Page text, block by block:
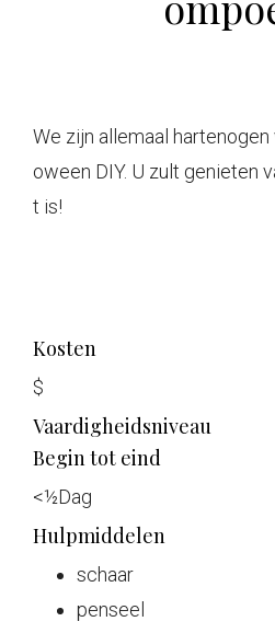
We zijn allemaal
oween DIY. U zult genieten
t is!
Kosten
$
Vaardigheidsniveau
Begin tot eind
<½Dag
Hulpmiddelen
schaar
penseel